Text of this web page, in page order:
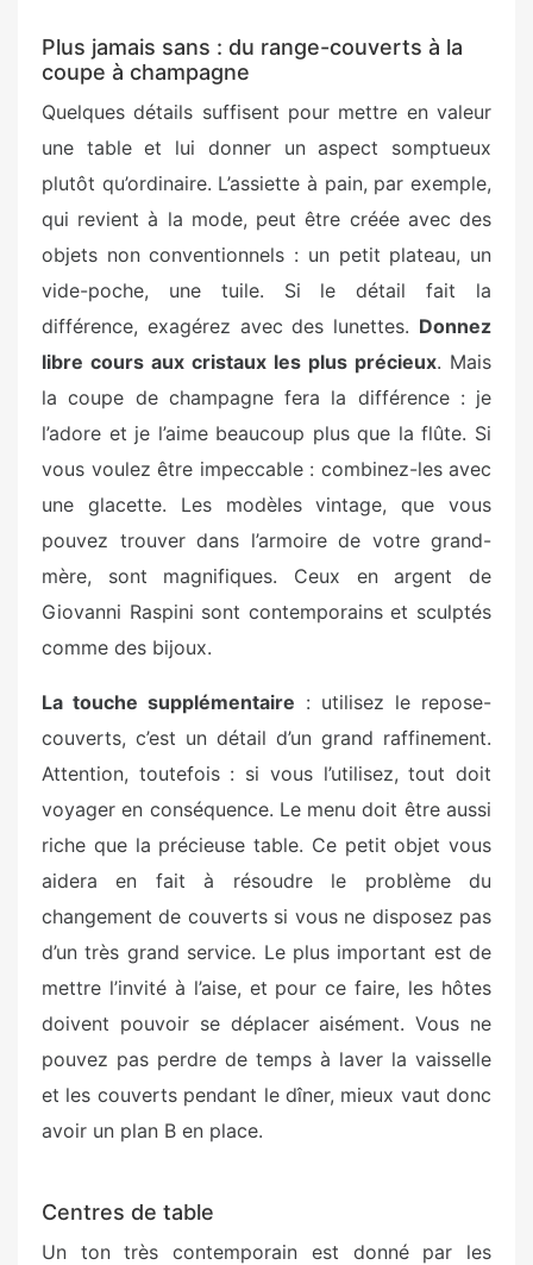
Plus jamais sans : du range-couverts à la
coupe à champagne
Quelques détails suffisent pour mettre en valeur
une table et lui donner un aspect somptueux
plutôt qu’ordinaire. L’assiette à pain, par exemple,
qui revient à la mode, peut être créée avec des
objets non conventionnels : un petit plateau, un
vide-poche, une tuile. Si le détail fait la
différence, exagérez avec des lunettes. Donnez
libre cours aux cristaux les plus précieux. Mais
la coupe de champagne fera la différence : je
l’adore et je l’aime beaucoup plus que la flûte. Si
vous voulez être impeccable : combinez-les avec
une glacette. Les modèles vintage, que vous
pouvez trouver dans l’armoire de votre grand-
mère, sont magnifiques. Ceux en argent de
Giovanni Raspini sont contemporains et sculptés
comme des bijoux.
La touche supplémentaire : utilisez le repose-
couverts, c’est un détail d’un grand raffinement.
Attention, toutefois : si vous l’utilisez, tout doit
voyager en conséquence. Le menu doit être aussi
riche que la précieuse table. Ce petit objet vous
aidera en fait à résoudre le problème du
changement de couverts si vous ne disposez pas
d’un très grand service. Le plus important est de
mettre l’invité à l’aise, et pour ce faire, les hôtes
doivent pouvoir se déplacer aisément. Vous ne
pouvez pas perdre de temps à laver la vaisselle
et les couverts pendant le dîner, mieux vaut donc
avoir un plan B en place.
Centres de table
Un ton très contemporain est donné par les